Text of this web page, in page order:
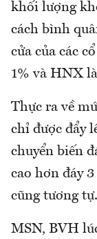
khối lượng
cách bình
cửa của các
1% và HNX
Thực ra về
chỉ được đẩy
chuyển biến
cao hơn đáy
cũng tương tự.
MSN, BVH